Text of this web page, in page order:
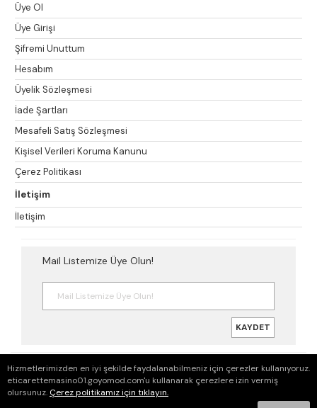
Üye Ol
Üye Girişi
Şifremi Unuttum
Hesabım
Üyelik Sözleşmesi
İade Şartları
Mesafeli Satış Sözleşmesi
Kişisel Verileri Koruma Kanunu
Çerez Politikası
İletişim
İletişim
Mail Listemize Üye Olun!
KAYDET
© Copyright 2026
Hizmetlerimizden en iyi şekilde faydalanabilmeniz için çerezler kullanıyoruz.
eticarettemasino01.goyomod.com'u kullanarak çerezlere izin vermiş
olursunuz. Çerez politikamız için tıklayın.